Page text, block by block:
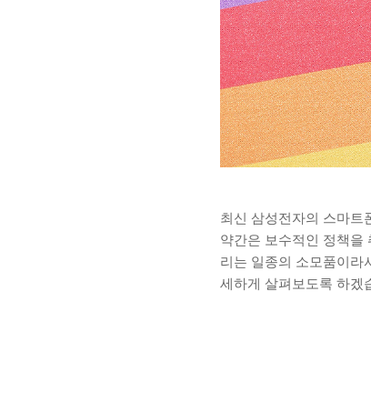
최신 삼성전자의 스마트
약간은 보수적인 정책을
리는 일종의 소모품이라
세하게 살펴보도록 하겠